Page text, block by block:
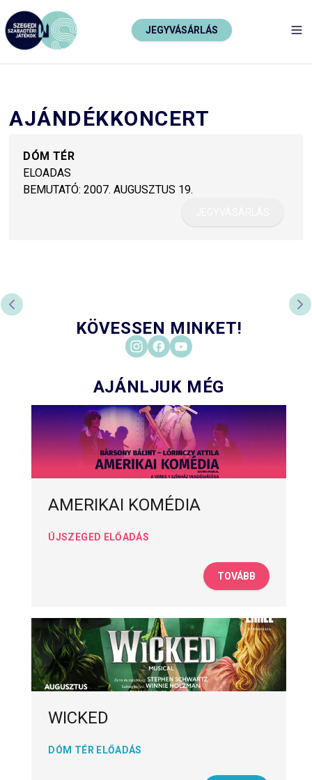
JEGYVÁSÁRLÁS
AJÁNDÉKKONCERT
DÓM TÉR
ELOADAS
BEMUTATÓ: 2007. AUGUSZTUS 19.
ELŐZŐ DIA
KÖVESSEN MINKET!
AJÁNLJUK MÉG
AMERIKAI KOMÉDIA
ÚJSZEGED ELŐADÁS
TOVÁBB
WICKED
DÓM TÉR ELŐADÁS